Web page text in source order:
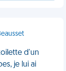
d'un
je lui ai